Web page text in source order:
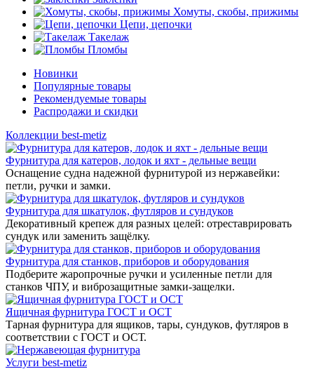
Хомуты, скобы, прижимы
Цепи, цепочки
Такелаж
Пломбы
Новинки
Популярные товары
Рекомендуемые товары
Распродажи и скидки
Коллекции best-metiz
Фурнитура для катеров, лодок и яхт - дельные вещи
Оснащение судна надежной фурнитурой из нержавейки:
петли, ручки и замки.
Фурнитура для шкатулок, футляров и сундуков
Декоративный крепеж для разных целей: отреставрировать
сундук или заменить защёлку.
Фурнитура для станков, приборов и оборудования
Подберите жаропрочные ручки и усиленные петли для
станков ЧПУ, и виброзащитные замки-защелки.
Ящичная фурнитура ГОСТ и ОСТ
Тарная фурнитура для ящиков, тары, сундуков, футляров в
соответствии с ГОСТ и ОСТ.
Услуги best-metiz